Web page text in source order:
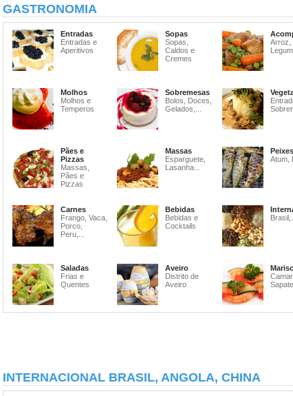
GASTRONOMIA
Entradas
Entradas e
Aperitivos
Sopas
Sopas,
Caldos e
Cremes
Arroz,
Molhos
Molhos e
Temperos
Sobremesas
Bolos, Doces,
Gelados,...
Pães e
Pizzas
Massas,
Pães e
Pizzas
Massas
Esparguete,
Lasanha...
Peixes
Atum,
Carnes
Frango, Vaca,
Porco,
Peru,...
Bebidas
Bebidas e
Cocktails
Brasil,
Saladas
Frias e
Quentes
Aveiro
Distrito de
Aveiro
INTERNACIONAL BRASIL, ANGOLA, CHINA